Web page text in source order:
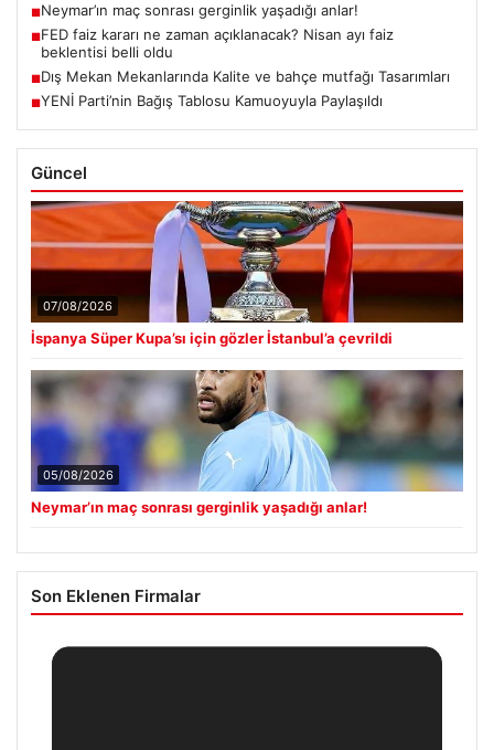
■Neymar’ın maç sonrası gerginlik yaşadığı anlar!
■FED faiz kararı ne zaman açıklanacak? Nisan ayı faiz
beklentisi belli oldu
■Dış Mekan Mekanlarında Kalite ve bahçe mutfağı Tasarımları
■YENİ Parti’nin Bağış Tablosu Kamuoyuyla Paylaşıldı
Güncel
07/08/2026
İspanya Süper Kupa’sı için gözler İstanbul’a çevrildi
05/08/2026
Neymar’ın maç sonrası gerginlik yaşadığı anlar!
Son Eklenen Firmalar